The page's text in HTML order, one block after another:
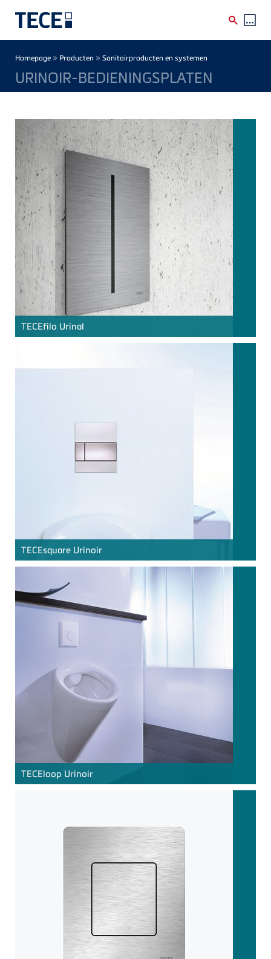
Breadcrumb
Homepage » Producten » Sanitairproducten en systemen
URINOIR-BEDIENINGSPLATEN
TECEfilo Urinal
TECEsquare Urinoir
TECEloop Urinoir